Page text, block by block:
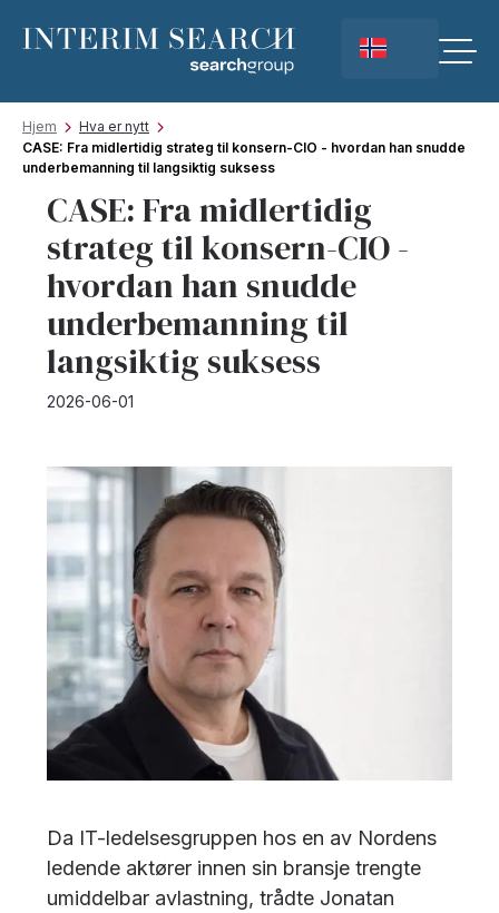
Hjem
Hva er nytt
CASE: Fra midlertidig strateg til konsern-CIO - hvordan han snudde
underbemanning til langsiktig suksess
CASE: Fra midlertidig
strateg til konsern-CIO -
hvordan han snudde
underbemanning til
langsiktig suksess
2026-06-01
Da IT-ledelsesgruppen hos en av Nordens
ledende aktører innen sin bransje trengte
umiddelbar avlastning, trådte Jonatan